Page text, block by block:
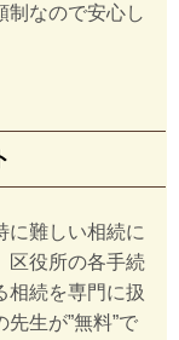
制なので安心し
に難しい相続に
区役所の各手続
相続を専門に扱
生が”無料”で